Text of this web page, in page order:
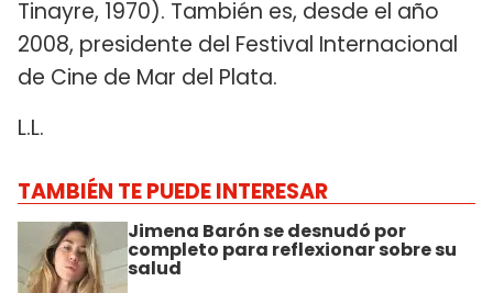
Tinayre, 1970). También es, desde el año
2008, presidente del Festival Internacional
de Cine de Mar del Plata.
L.L.
TAMBIÉN TE PUEDE INTERESAR
Jimena Barón se desnudó por
completo para reflexionar sobre su
salud